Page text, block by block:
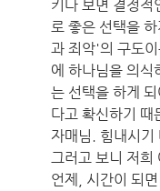
키다 보면 결정적
로 좋은 선택을
과 죄악'의 구도
에 하나님을 의식
는 선택을 하게
다고 확신하기 때
자매님. 힘내시기
그러고 보니 저
언제, 시간이 되